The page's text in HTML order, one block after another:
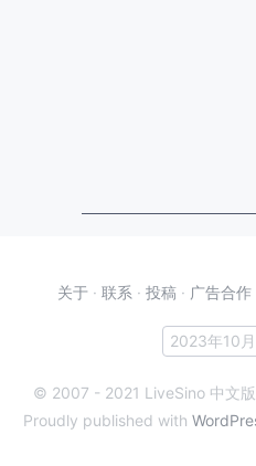
关于 · 联系 · 投稿 · 广告合作
© 2007 - 2021 LiveSino 中文
Proudly published with